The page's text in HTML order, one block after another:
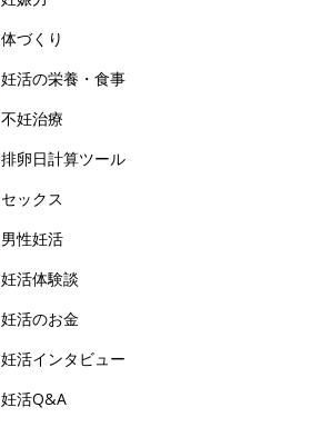
体づくり
妊活の栄養・食事
不妊治療
排卵日計算ツール
セックス
男性妊活
妊活体験談
妊活のお金
妊活インタビュー
妊活Q&A